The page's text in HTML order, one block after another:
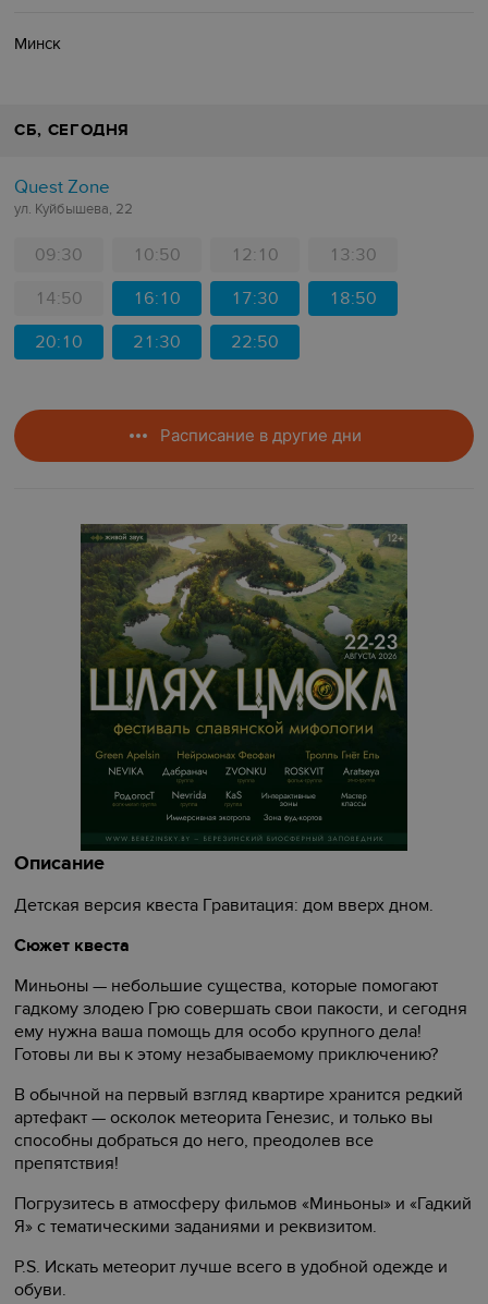
Минск
СБ, СЕГОДНЯ
Quest Zone
ул. Куйбышева, 22
09:30 10:50 12:10
13:30
14:50
16:10 17:30
18:50
20:10
21:30 22:50
Расписание в другие дни
Описание
Детская версия квеста Гравитация: дом вверх дном.
Сюжет квеста
Миньоны — небольшие существа, которые помогают
гадкому злодею Грю совершать свои пакости, и сегодня
ему нужна ваша помощь для особо крупного дела!
Готовы ли вы к этому незабываемому приключению?
В обычной на первый взгляд квартире хранится редкий
артефакт — осколок метеорита Генезис, и только вы
способны добраться до него, преодолев все
препятствия!
Погрузитесь в атмосферу фильмов «‎Миньоны» и «‎Гадкий
Я» с тематическими заданиями и реквизитом.
P.S. Искать метеорит лучше всего в удобной одежде и
обуви.